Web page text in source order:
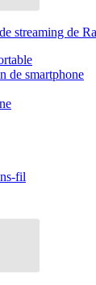
streaming de
de smartphone
fil